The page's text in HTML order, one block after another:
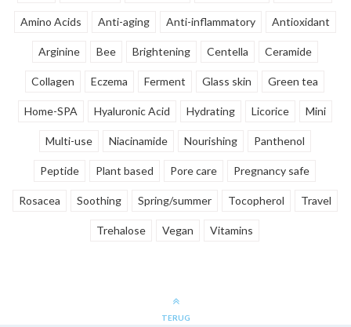
Amino Acids Anti-aging Anti-inflammatory Antioxidant
Arginine Bee Brightening Centella Ceramide
Collagen Eczema Ferment Glass skin Green tea
Home-SPA Hyaluronic Acid Hydrating Licorice Mini
Multi-use Niacinamide Nourishing Panthenol
Peptide Plant based Pore care Pregnancy safe
Rosacea Soothing Spring/summer Tocopherol Travel
Trehalose Vegan Vitamins
TERUG